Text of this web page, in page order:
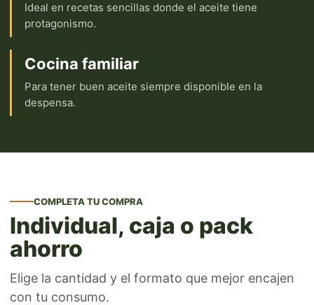
Ideal en recetas sencillas donde el aceite tiene
protagonismo.
Cocina familiar
Para tener buen aceite siempre disponible en la
despensa.
COMPLETA TU COMPRA
Individual, caja o pack
ahorro
Elige la cantidad y el formato que mejor encajen
con tu consumo.